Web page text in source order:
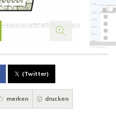
(Twitter)
merken drucken